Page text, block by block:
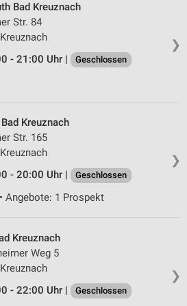
❯
Bad Kreuznach
Str. 84
- 21:00 Uhr |
Geschlossen
❯
Kreuznach
Str. 165
- 20:00 Uhr |
Geschlossen
Angebote: 1 Prospekt
❯
Kreuznach
Weg 5
- 22:00 Uhr |
Geschlossen